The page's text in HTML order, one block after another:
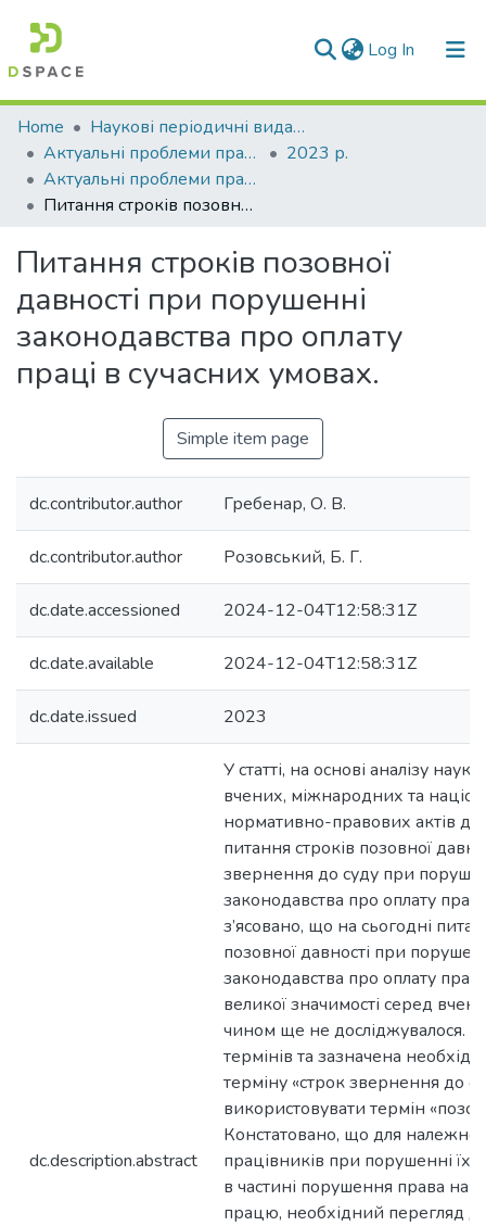
Log In (current)
Communities & Collections
All of DSpace
Statistics
Home
Наукові періодичні видання СНУ ім. В. Даля
Актуальні проблеми права: теорія і практика
2023 р.
Актуальні проблеми права: теорія і практика № 1 (45) (2023)
Питання строків позовної давності при порушенні законодавства про оплату праці в сучасних умовах.
Питання строків позовної
давності при порушенні
законодавства про оплату
праці в сучасних умовах.
Simple item page
dc.contributor.author Гребенар, О. В.
dc.contributor.author Розовський, Б. Г.
dc.date.accessioned 2024-12-04T12:58:31Z
dc.date.available 2024-12-04T12:58:31Z
dc.date.issued 2023
dc.description.abstract
У статті, на основі аналізу
вчених, міжнародних та
нормативно-правових актів
питання строків позовної
звернення до суду при
законодавства про оплату
з’ясовано, що на сьогодні
позовної давності при
законодавства про оплату
великої значимості серед
чином ще не досліджувалося.
термінів та зазначена
терміну «строк звернення до
використовувати термін
Констатовано, що для
працівників при порушенні їх
в частині порушення права на
працю, необхідний перегляд